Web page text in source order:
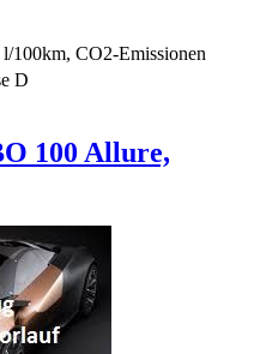
l/100km, CO2-Emissionen
D
100 Allure,